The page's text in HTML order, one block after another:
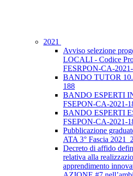
2021
Avviso selezione
LOCALI - Codice
FESRPON-CA-
BANDO TUTOR
188
BANDO ESPERTI
FSEPON-CA-2021-
BANDO ESPERTI
FSEPON-CA-2021-
Pubblicazione
ATA 3° Fascia
Decreto di affido
relativa alla
apprendimento